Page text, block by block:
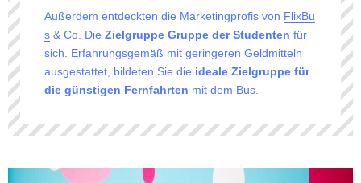
Außerdem entdeckten die Marketingprofis von FlixBu
s & Co. Die Zielgruppe Gruppe der Studenten für
sich. Erfahrungsgemäß mit geringeren Geldmitteln
ausgestattet, bildeten Sie die ideale Zielgruppe für
die günstigen Fernfahrten mit dem Bus.